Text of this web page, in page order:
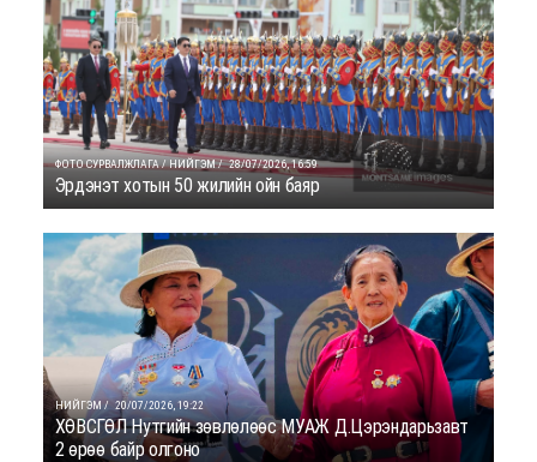
ФОТО СУРВАЛЖЛАГА / НИЙГЭМ / 28/07/2026, 16:59
Эрдэнэт хотын 50 жилийн ойн баяр
НИЙГЭМ / 20/07/2026, 19:22
ХӨВСГӨЛ Нутгийн зөвлөлөөс МУАЖ Д.Цэрэндарьзавт
2 өрөө байр олгоно